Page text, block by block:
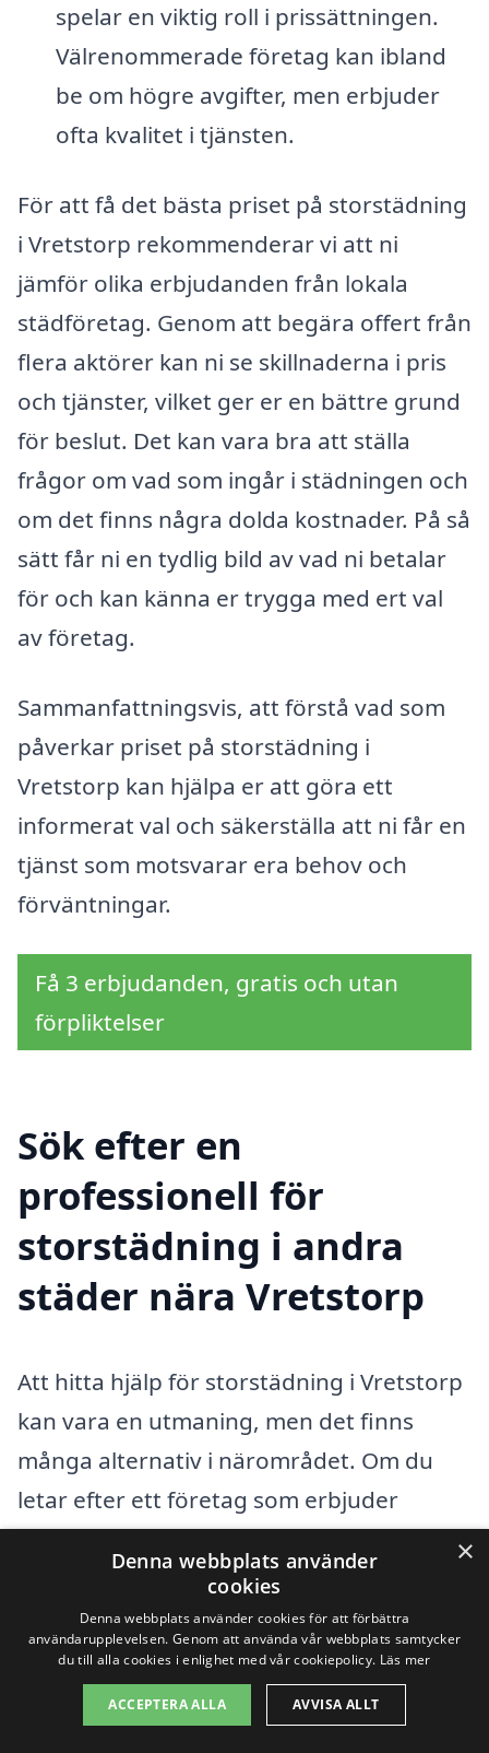
spelar en viktig roll i prissättningen.
Välrenommerade företag kan ibland
be om högre avgifter, men erbjuder
ofta kvalitet i tjänsten.
För att få det bästa priset på storstädning
i Vretstorp rekommenderar vi att ni
jämför olika erbjudanden från lokala
städföretag. Genom att begära offert från
flera aktörer kan ni se skillnaderna i pris
och tjänster, vilket ger er en bättre grund
för beslut. Det kan vara bra att ställa
frågor om vad som ingår i städningen och
om det finns några dolda kostnader. På så
sätt får ni en tydlig bild av vad ni betalar
för och kan känna er trygga med ert val
av företag.
Sammanfattningsvis, att förstå vad som
påverkar priset på storstädning i
Vretstorp kan hjälpa er att göra ett
informerat val och säkerställa att ni får en
tjänst som motsvarar era behov och
förväntningar.
Få 3 erbjudanden, gratis och utan
förpliktelser
Sök efter en
professionell för
storstädning i andra
städer nära Vretstorp
Att hitta hjälp för storstädning i Vretstorp
kan vara en utmaning, men det finns
många alternativ i närområdet. Om du
letar efter ett företag som erbjuder
professionell storstädning, behöver du
inte gå längre än till de omkringliggande
städerna. Genom att jämföra olika
företag kan du få en bättre uppfattning
om priser och tjänster, vilket hjälper dig
att göra det bästa valet för dina behov.
×
Denna webbplats använder
cookies
Denna webbplats använder cookies för att förbättra
användarupplevelsen. Genom att använda vår webbplats samtycker
du till alla cookies i enlighet med vår cookiepolicy. Läs mer
ACCEPTERA ALLA AVVISA ALLT